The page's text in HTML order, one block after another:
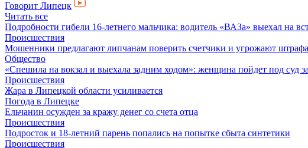
Говорит Липецк
Читать все
Подробности гибели 16-летнего мальчика: водитель «ВАЗа» выехал на
Происшествия
Мошенники предлагают липчанам поверить счетчики и угрожают
Общество
«Спешила на вокзал и выехала задним ходом»: женщина пойдет под суд
Происшествия
Жара в Липецкой области усиливается
Погода в Липецке
Ельчанин осужден за кражу денег со счета отца
Происшествия
Подросток и 18-летний парень попались на попытке сбыта синтетики
Происшествия